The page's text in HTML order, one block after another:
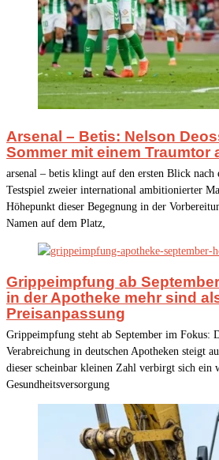
Arsenal – Betis: Nelson
Sommer mit einem Traumtor
arsenal – betis klingt auf den ersten Blick nach
Testspiel zweier international ambitionierter
Höhepunkt dieser Begegnung in der
Namen auf dem Platz,
Grippeimpfung ab
in der Apotheke mehr sind
Preisanpassung
Grippeimpfung steht ab September im Fokus:
Verabreichung in deutschen Apotheken steigt
dieser scheinbar kleinen Zahl verbirgt sich
Gesundheitsversorgung